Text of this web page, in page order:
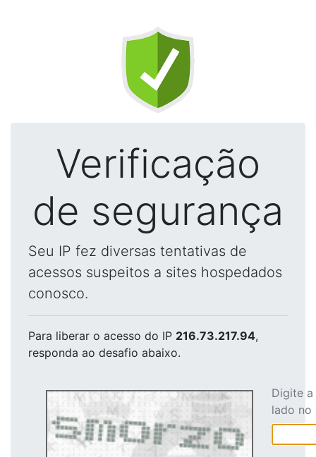
Verificação
de segurança
Seu IP fez diversas tentativas de
acessos suspeitos a sites hospedados
conosco.
Para liberar o acesso do IP 216.73.217.94,
responda ao desafio abaixo.
Digite
lado no